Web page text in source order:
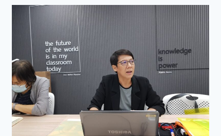
พร้อม
พิชิต
ทุน
วช.
หัวข้อ
การ
ส่ง
เสริม
สังคมศาสตร์
มนุษยศาสตร์